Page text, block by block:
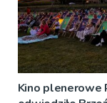
Kino plenerowe